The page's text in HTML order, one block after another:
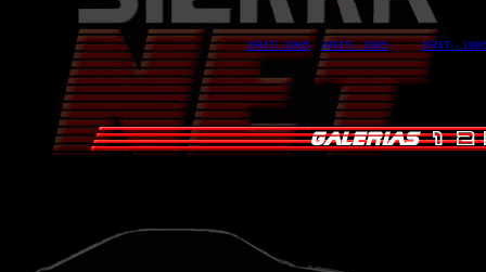
XR4Ti -1985 XR4Ti - 1985 XR4Ti -